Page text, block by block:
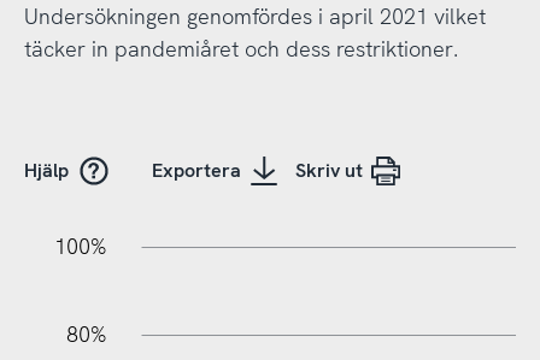
Undersökningen genomfördes i april 2021 vilket
täcker in pandemiåret och dess restriktioner.
Hjälp Exportera Skriv ut
80%
100%